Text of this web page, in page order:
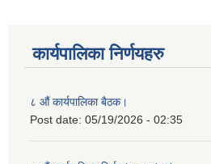
कार्यपालिका निर्णयहरु
८ औं कार्यपालिका बैठक।
Post date: 05/19/2026 - 02:35